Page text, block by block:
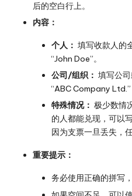
后的空白行上。
内容：
个人： 填写收款人的
“John Doe”。
公司/组织： 填写公
“ABC Company Ltd.”
特殊情况： 极少数情
的人都能兑现，可以
因为支票一旦丢失，
重要提示：
务必使用正确的拼写